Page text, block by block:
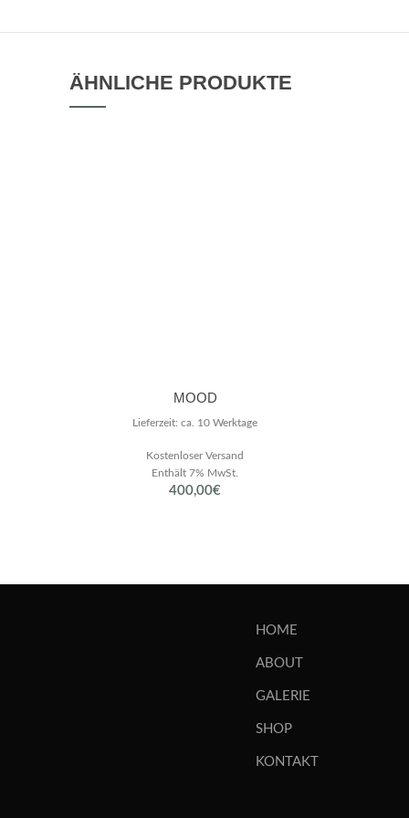
ÄHNLICHE PRODUKTE
MOOD
400,00€
Enthält 7% MwSt.
Kostenloser Versand
Lieferzeit: ca. 10 Werktage
HOME
ABOUT
GALERIE
SHOP
KONTAKT